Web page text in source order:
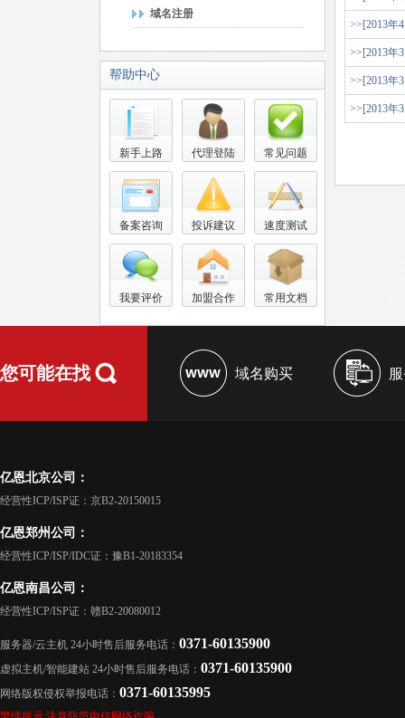
域名注册
帮助中心
新手上路 代理登陆 常见问题
备案咨询 投诉建议 速度测试
我要评价 加盟合作 常用文档
>>[2013年
>>[2013年
>>[2013年
>>[2013年
您可能在找 域名购买
亿恩北京公司：
经营性ICP/ISP证：京B2-20150015
亿恩郑州公司：
经营性ICP/ISP/IDC证：豫B1-20183354
亿恩南昌公司：
经营性ICP/ISP证：赣B2-20080012
服务器/云主机 24小时售后服务电话： 0371-60135900
虚拟主机/智能建站 24小时售后服务电话： 0371-60135900
网络版权侵权举报电话： 0371-60135995